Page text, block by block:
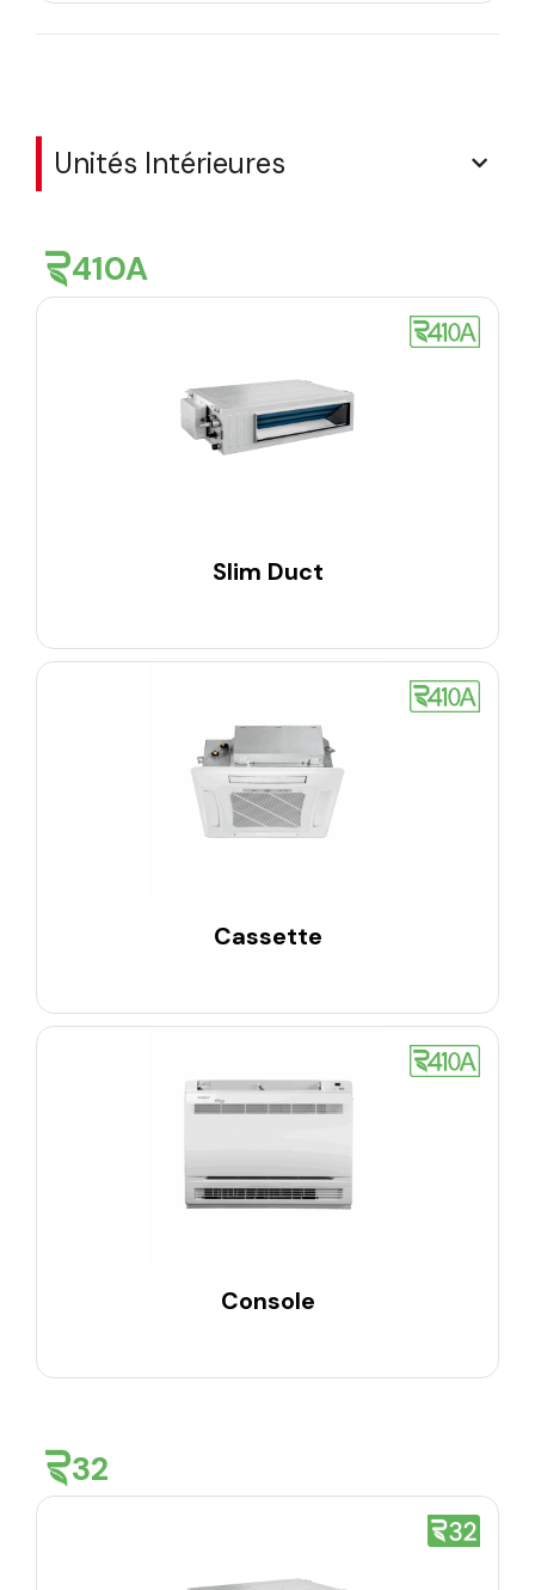
Unités Intérieures
410A
Slim Duct
Cassette
Console
32